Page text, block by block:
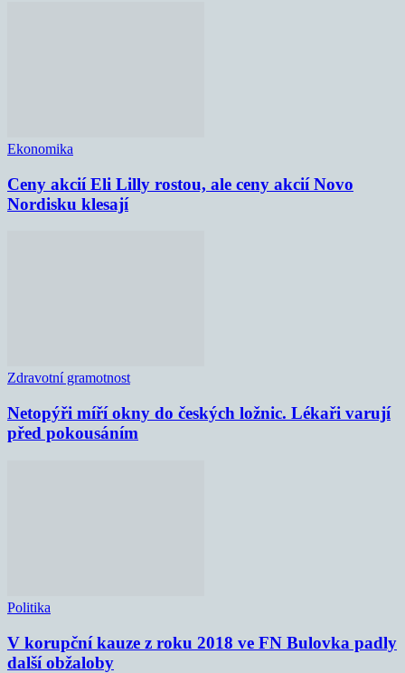
Ekonomika
Ceny akcií Eli Lilly rostou, ale ceny akcií Novo
Nordisku klesají
Zdravotní gramotnost
Netopýři míří okny do českých ložnic. Lékaři varují
před pokousáním
Politika
V korupční kauze z roku 2018 ve FN Bulovka padly
další obžaloby